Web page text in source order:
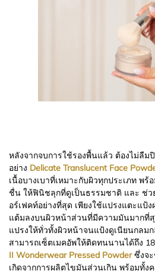
หลังจากจบการใช้รองพื้นแล้ว ต้องไม่ลืม
อย่าง Delicate Translucent Face
เนื้อบางเบาที่เหมาะกับผิวทุกประเภท พ
ชื่น ให้ฟินิชลุกที่ดูเป็นธรรมชาติ และ ช่ว
อร์เฟคท์อย่างที่สุด เพียงใช้แปรงแตะแป้
แต้มลงบนผิวหน้าส่วนที่มีความมันมากที่
แปรงให้ทั่วทั้งผิวหน้าจนแป้งดูเนียนกลม
สามารถเซ็ตเมคอัพให้ติดทนนานได้ถึง
II Wonderwear Pressed Powderซึ่งจ
เกิดจากการผลิตไขมันส่วนเกิน พร้อมทั้ง